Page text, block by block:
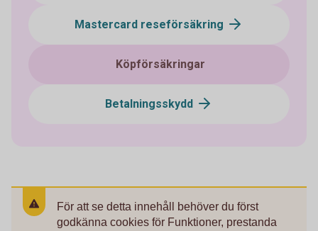
Mastercard reseförsäkring
Köpförsäkringar
Betalningsskydd
För att se detta innehåll behöver du först
godkänna cookies för Funktioner, prestanda